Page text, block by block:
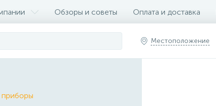
Обзоры и советы Оплата и доставка
Местоположение
приборы